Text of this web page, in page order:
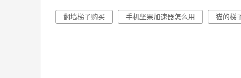
翻墙梯子购买 手机坚果加速器怎么用 猫的梯